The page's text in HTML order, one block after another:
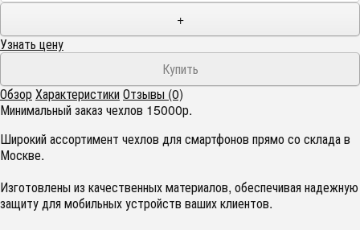
+
Узнать цену
ОбзорХарактеристикиОтзывы (0)
Минимальный заказ чехлов 15000р.
Широкий ассортимент чехлов для смартфонов прямо со склада в
Москве.
Изготовлены из качественных материалов, обеспечивая надежную
защиту для мобильных устройств ваших клиентов.